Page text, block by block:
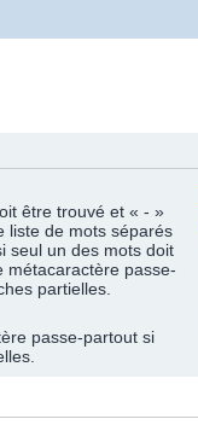
être trouvé et « - »
liste de mots séparés
seul un des mots doit
métacaractère passe-
partielles.
passe-partout si